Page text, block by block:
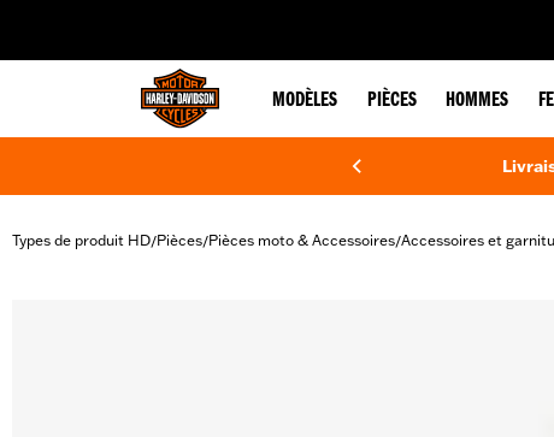
MODÈLES PIÈCES HOMMES
Types de produit HD/Pièces/Pièces moto & Accessoires/Accessoires et